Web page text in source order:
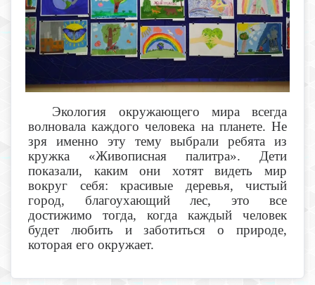
Экология окружающего мира всегда
волновала каждого человека на планете. Не
зря именно эту тему выбрали ребята из
кружка «Живописная палитра». Дети
показали, каким они хотят видеть мир
вокруг себя: красивые деревья, чистый
город, благоухающий лес, это все
достижимо тогда, когда каждый человек
будет любить и заботиться о природе,
которая его окружает.